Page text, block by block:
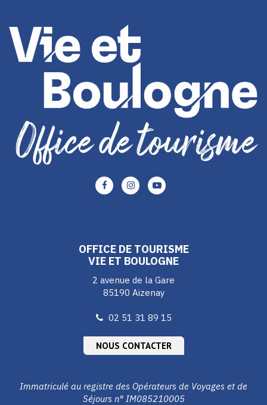
Lien
vers
Lien
vers
Lien
vers
OFFICE DE TOURISME
VIE ET BOULOGNE
2 avenue de la Gare
85190 Aizenay
02 51 31 89 15
NOUS CONTACTER
Immatriculé au registre des Opérateurs de Voyages et de
Séjours n° IM085210005